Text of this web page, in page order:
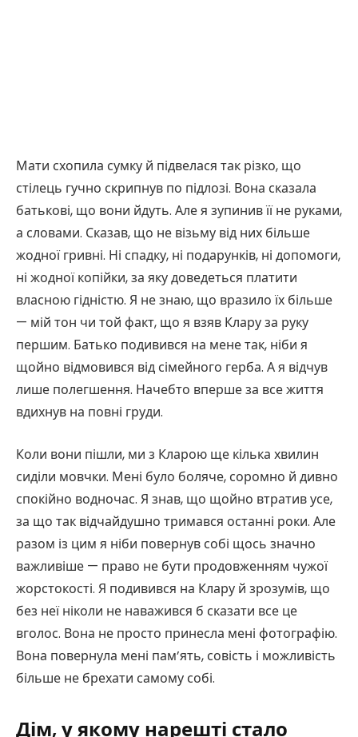
Мати схопила сумку й підвелася так різко, що
стілець гучно скрипнув по підлозі. Вона сказала
батькові, що вони йдуть. Але я зупинив її не руками,
а словами. Сказав, що не візьму від них більше
жодної гривні. Ні спадку, ні подарунків, ні допомоги,
ні жодної копійки, за яку доведеться платити
власною гідністю. Я не знаю, що вразило їх більше
— мій тон чи той факт, що я взяв Клару за руку
першим. Батько подивився на мене так, ніби я
щойно відмовився від сімейного герба. А я відчув
лише полегшення. Начебто вперше за все життя
вдихнув на повні груди.
Коли вони пішли, ми з Кларою ще кілька хвилин
сиділи мовчки. Мені було боляче, соромно й дивно
спокійно водночас. Я знав, що щойно втратив усе,
за що так відчайдушно тримався останні роки. Але
разом із цим я ніби повернув собі щось значно
важливіше — право не бути продовженням чужої
жорстокості. Я подивився на Клару й зрозумів, що
без неї ніколи не наважився б сказати все це
вголос. Вона не просто принесла мені фотографію.
Вона повернула мені пам’ять, совість і можливість
більше не брехати самому собі.
Дім, у якому нарешті стало